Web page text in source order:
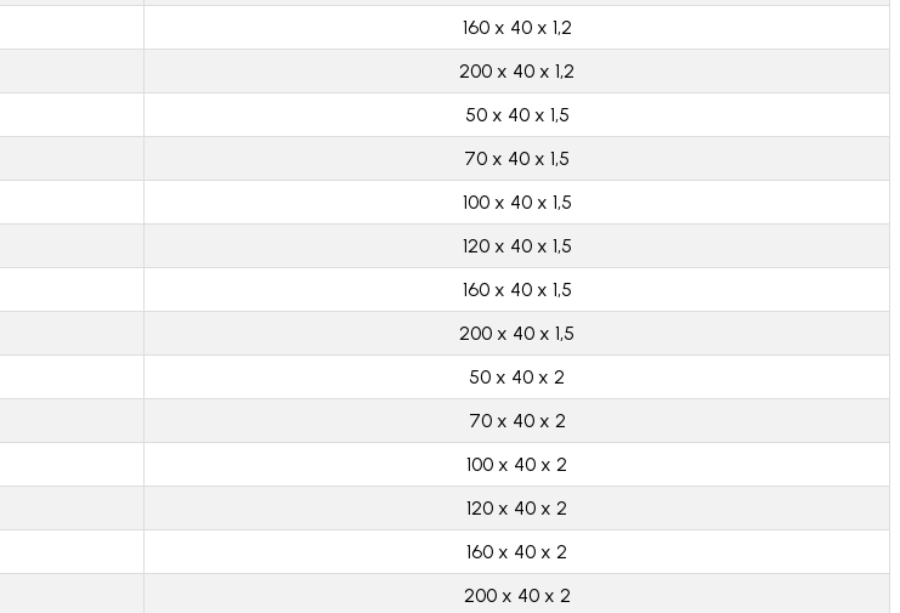
160 x 40 x 1,2
200 x 40 x 1,2
50 x 40 x 1,5
70 x 40 x 1,5
100 x 40 x 1,5
120 x 40 x 1,5
160 x 40 x 1,5
200 x 40 x 1,5
50 x 40 x 2
70 x 40 x 2
100 x 40 x 2
120 x 40 x 2
160 x 40 x 2
200 x 40 x 2